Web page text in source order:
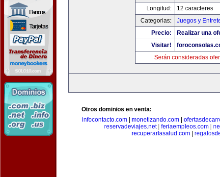
Longitud:
12 caracteres
Categorias:
Juegos y
Precio:
Realizar una
Visitar!
Serán consideradas
Otros dominios en venta:
infocontacto.com
monetizando.com
reservadeviajes.net| feriaempleos.com
recuperarlasalud.com